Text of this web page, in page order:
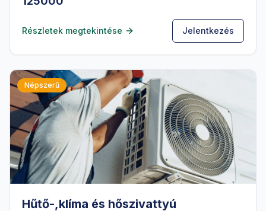
Részletek megtekintése Jelentkezés
Népszerű
Hűtő-,klíma és hőszivattyú